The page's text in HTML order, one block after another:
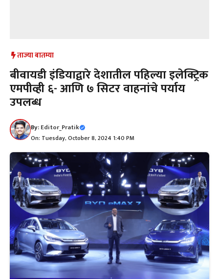
ताज्या बातम्या
बीवायडी इंडियाद्वारे देशातील पहिल्या इलेक्ट्रिक
एमपीव्ही ६- आणि ७ सिटर वाहनांचे पर्याय
उपलब्ध
By:Editor_Pratik
On: Tuesday, October 8, 2024 1:40 PM